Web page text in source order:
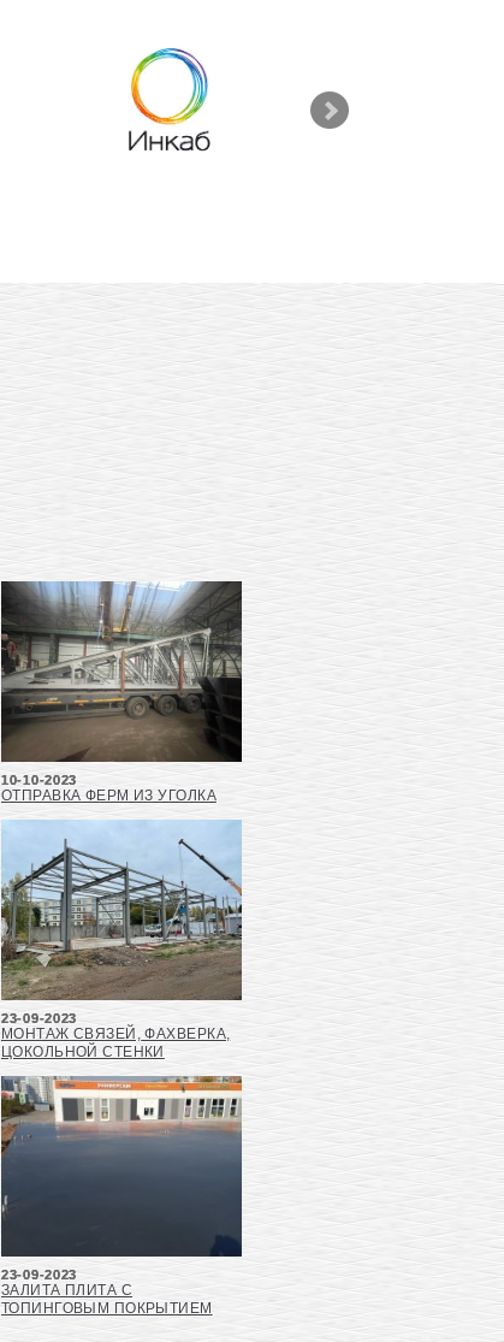
10-10-2023
ОТПРАВКА ФЕРМ ИЗ УГОЛКА
23-09-2023
МОНТАЖ СВЯЗЕЙ, ФАХВЕРКА,
ЦОКОЛЬНОЙ СТЕНКИ
23-09-2023
ЗАЛИТА ПЛИТА С
ТОПИНГОВЫМ ПОКРЫТИЕМ